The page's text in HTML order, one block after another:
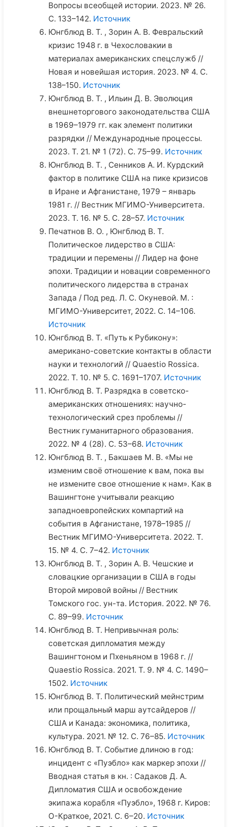
Вопросы всеобщей истории. 2023. № 26.
С. 133–142. Источник
Юнгблюд В. Т. , Зорин А. В. Февральский
кризис 1948 г. в Чехословакии в
материалах американских спецслужб //
Новая и новейшая история. 2023. № 4. C.
138–150. Источник
Юнгблюд В. Т. , Ильин Д. В. Эволюция
внешнеторгового законодательства США
в 1969–1979 гг. как элемент политики
разрядки // Международные процессы.
2023. Т. 21. № 1 (72). С. 75–99. Источник
Юнгблюд В. Т. , Сенников А. И. Курдский
фактор в политике США на пике кризисов
в Иране и Афганистане, 1979 – январь
1981 г. // Вестник МГИМО-Университета.
2023. Т. 16. № 5. С. 28–57. Источник
Печатнов В. О. , Юнгблюд В. Т.
Политическое лидерство в США:
традиции и перемены // Лидер на фоне
эпохи. Традиции и новации современного
политического лидерства в странах
Запада / Под ред. Л. С. Окуневой. М. :
МГИМО-Университет, 2022. С. 14–106.
Источник
Юнгблюд В. Т. «Путь к Рубикону»:
американо-советские контакты в области
науки и технологий // Quaestio Rossica.
2022. Т. 10. № 5. С. 1691–1707. Источник
Юнгблюд В. Т. Разрядка в советско-
американских отношениях: научно-
технологический срез проблемы //
Вестник гуманитарного образования.
2022. № 4 (28). С. 53–68. Источник
Юнгблюд В. Т. , Бакшаев М. В. «Мы не
изменим своё отношение к вам, пока вы
не измените свое отношение к нам». Как в
Вашингтоне учитывали реакцию
западноевропейских компартий на
события в Афганистане, 1978–1985 //
Вестник МГИМО-Университета. 2022. Т.
15. № 4. С. 7–42. Источник
Юнгблюд В. Т. , Зорин А. В. Чешские и
словацкие организации в США в годы
Второй мировой войны // Вестник
Томского гос. ун-та. История. 2022. № 76.
С. 89–99. Источник
Юнгблюд В. Т. Непривычная роль:
советская дипломатия между
Вашингтоном и Пхеньяном в 1968 г. //
Quaestio Rossica. 2021. Т. 9. № 4. C. 1490–
1502. Источник
Юнгблюд В. Т. Политический мейнстрим
или прощальный марш аутсайдеров //
США и Канада: экономика, политика,
культура. 2021. № 12. С. 76–85. Источник
Юнгблюд В. Т. Событие длиною в год:
инцидент с «Пуэбло» как маркер эпохи //
Вводная статья в кн. : Садаков Д. А.
Дипломатия США и освобождение
экипажа корабля «Пуэбло», 1968 г. Киров:
О-Краткое, 2021. С. 6–20. Источник